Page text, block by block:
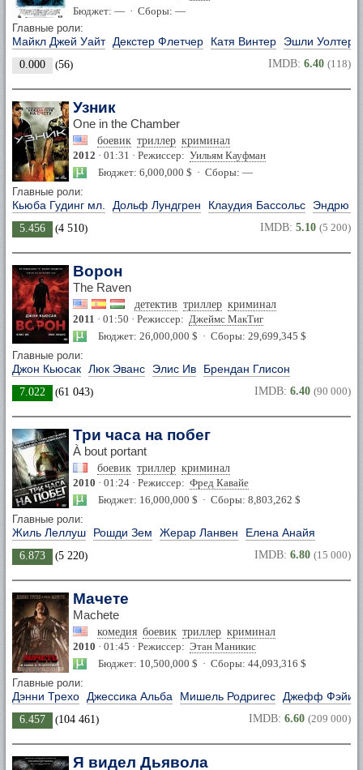
Бюджет: — · Сборы: —
Главные роли:
Майкл Джей Уайт Декстер Флетчер Катя Винтер Эшли Уолтерс
0.000 (56) IMDB: 6.40 (118)
Узник
One in the Chamber
боевик триллер криминал
2012 · 01:31 · Режиссер: Уильям Кауфман
Бюджет: 6,000,000 $ · Сборы: —
Главные роли:
Кьюба Гудинг мл. Дольф Лундгрен Клаудия Бассольс Эндрю
5.456 (4 510) IMDB: 5.10 (5 200)
Ворон
The Raven
детектив триллер криминал
2011 · 01:50 · Режиссер: Джеймс МакТиг
Бюджет: 26,000,000 $ · Сборы: 29,699,345 $
Главные роли:
Джон Кьюсак Люк Эванс Элис Ив Брендан Глисон
7.022 (61 043) IMDB: 6.40 (90 000)
Три часа на побег
À bout portant
боевик триллер криминал
2010 · 01:24 · Режиссер: Фред Кавайе
Бюджет: 16,000,000 $ · Сборы: 8,803,262 $
Главные роли:
Жиль Леллуш Рошди Зем Жерар Ланвен Елена Анайя
6.873 (5 220) IMDB: 6.80 (15 000)
Мачете
Machete
комедия боевик триллер криминал
2010 · 01:45 · Режиссер: Этан Маникис
Бюджет: 10,500,000 $ · Сборы: 44,093,316 $
Главные роли:
Дэнни Трехо Джессика Альба Мишель Родригес Джефф Фэйи
6.457 (104 461) IMDB: 6.60 (209 000)
Я видел Дьявола